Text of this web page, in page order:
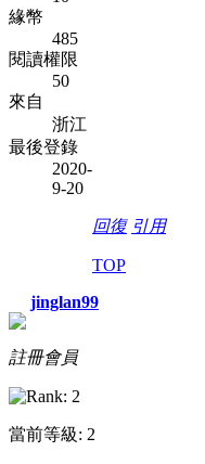
緣幣
485
閱讀權限
50
來自
浙江
最後登錄
2020-
9-20
回復 引用
TOP
jinglan99
註冊會員
當前等級: 2